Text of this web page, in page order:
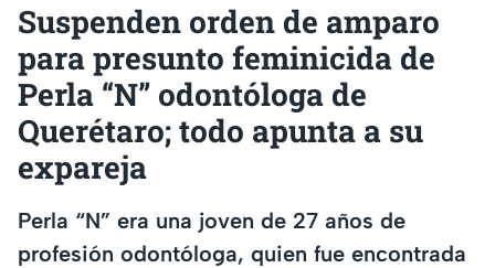
Suspenden orden de amparo
para presunto feminicida de
Perla “N” odontóloga de
Querétaro; todo apunta a su
expareja
Perla “N” era una joven de 27 años de
profesión odontóloga, quien fue encontrada